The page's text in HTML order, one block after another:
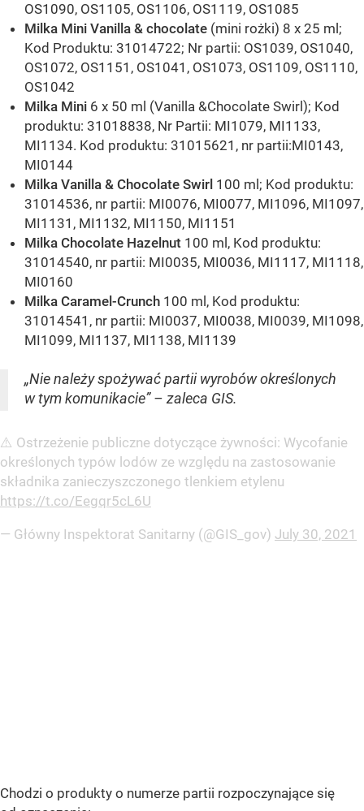
OS1090, OS1105, OS1106, OS1119, OS1085
Milka Mini Vanilla & chocolate (mini rożki) 8 x 25 ml;
Kod Produktu: 31014722; Nr partii: OS1039, OS1040,
OS1072, OS1151, OS1041, OS1073, OS1109, OS1110,
OS1042
Milka Mini 6 x 50 ml (Vanilla &Chocolate Swirl); Kod
produktu: 31018838, Nr Partii: MI1079, MI1133,
MI1134. Kod produktu: 31015621, nr partii:MI0143,
MI0144
Milka Vanilla & Chocolate Swirl 100 ml; Kod produktu:
31014536, nr partii: MI0076, MI0077, MI1096, MI1097,
MI1131, MI1132, MI1150, MI1151
Milka Chocolate Hazelnut 100 ml, Kod produktu:
31014540, nr partii: MI0035, MI0036, MI1117, MI1118,
MI0160
Milka Caramel-Crunch 100 ml, Kod produktu:
31014541, nr partii: MI0037, MI0038, MI0039, MI1098,
MI1099, MI1137, MI1138, MI1139
„Nie należy spożywać partii wyrobów określonych
w tym komunikacie” – zaleca GIS.
⚠️ Ostrzeżenie publiczne dotyczące żywności: Wycofanie
określonych typów lodów ze względu na zastosowanie
składnika zanieczyszczonego tlenkiem etylenu
https://t.co/Eegqr5cL6U
— Główny Inspektorat Sanitarny (@GIS_gov) July 30, 2021
Chodzi o produkty o numerze partii rozpoczynające się